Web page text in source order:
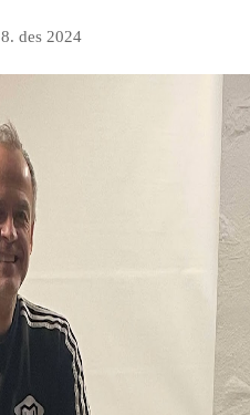
8. des 2024